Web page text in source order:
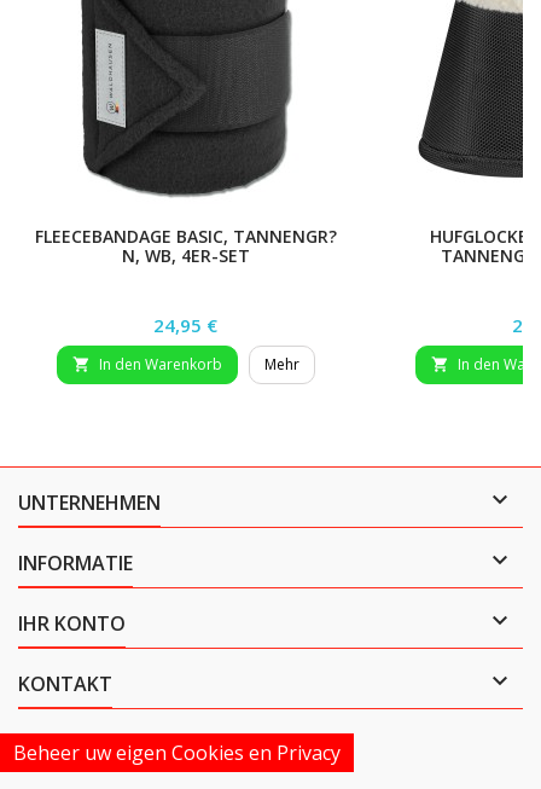
FLEECEBANDAGE BASIC, TANNENGR?
N, WB, 4ER-SET
Preis
24,95 €
 In den Warenkorb Mehr
HUFGLOCKE
 In den
UNTERNEHMEN 
INFORMATIE 
IHR KONTO 
KONTAKT 
Beheer uw eigen Cookies en Privacy